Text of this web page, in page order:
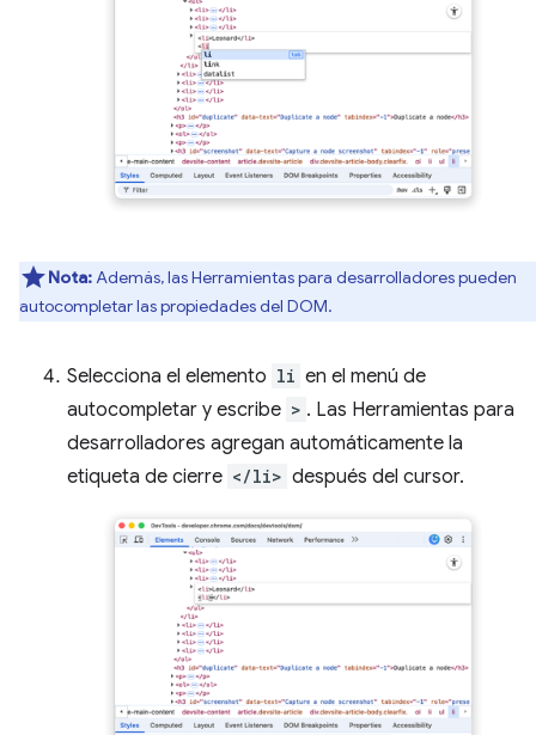
Nota: Además, las Herramientas para desarrolladores pueden
autocompletar las propiedades del DOM.
Selecciona el elemento li en el menú de
autocompletar y escribe > . Las Herramientas para
desarrolladores agregan automáticamente la
etiqueta de cierre </li> después del cursor.